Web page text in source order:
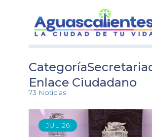
Enlace Ciudadano
73 Noticias
JUL 26